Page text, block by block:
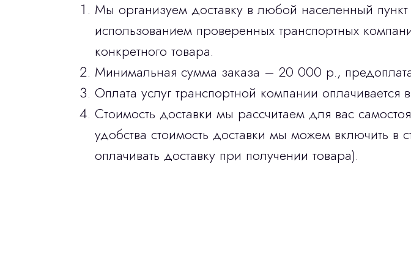
Мы организуем доставку в любой населенный
использованием проверенных транспортных
конкретного товара.
Минимальная сумма заказа – 20 000 р.,
Оплата услуг транспортной компании
Стоимость доставки мы рассчитаем для вас
удобства стоимость доставки мы можем включить в
оплачивать доставку при получении товара).